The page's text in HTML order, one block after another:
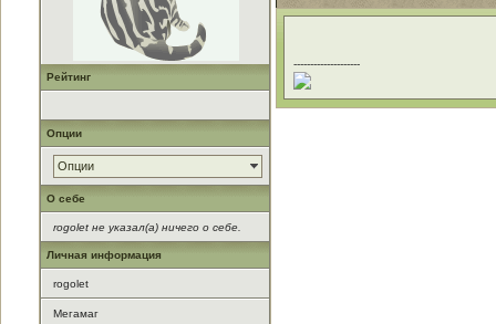
Рейтинг
Опции
Опции
О себе
rogolet не указал(а) ничего о себе.
Личная информация
rogolet
Мегамаг
--------------------